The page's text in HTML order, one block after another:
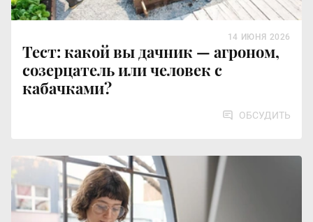
Тест: какой вы дачник — агроном,
созерцатель или человек с
кабачками?
14 ИЮНЯ 2026
ОБСУДИТЬ